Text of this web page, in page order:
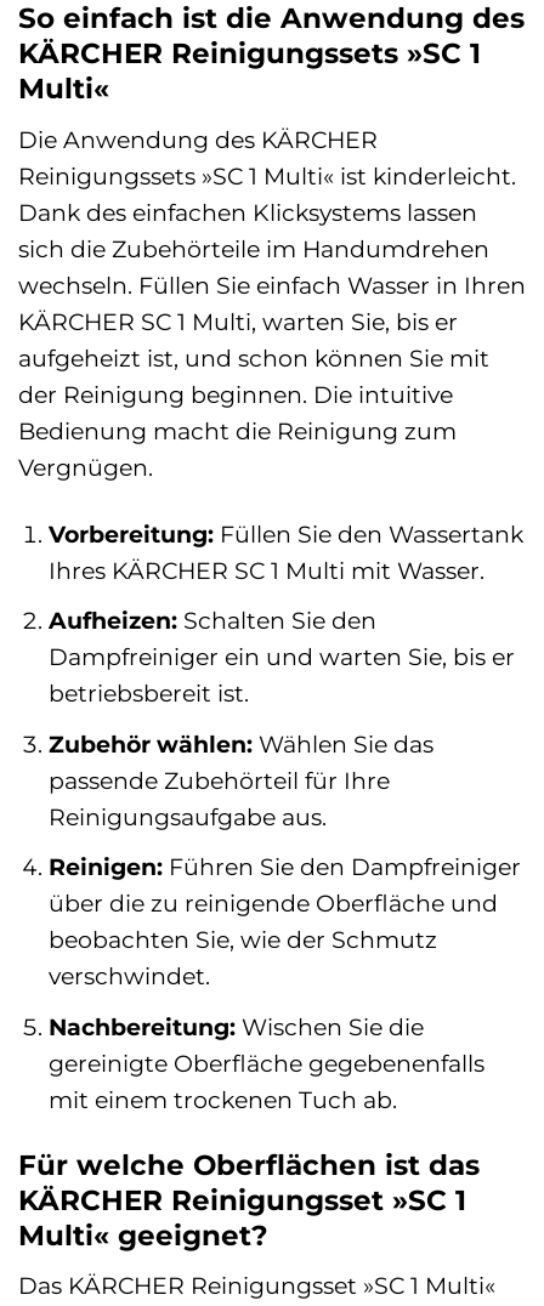
So einfach ist die Anwendung des
KÄRCHER Reinigungssets »SC 1
Multi«
Die Anwendung des KÄRCHER
Reinigungssets »SC 1 Multi« ist kinderleicht.
Dank des einfachen Klicksystems lassen
sich die Zubehörteile im Handumdrehen
wechseln. Füllen Sie einfach Wasser in Ihren
KÄRCHER SC 1 Multi, warten Sie, bis er
aufgeheizt ist, und schon können Sie mit
der Reinigung beginnen. Die intuitive
Bedienung macht die Reinigung zum
Vergnügen.
Vorbereitung:Füllen Sie den Wassertank
Ihres KÄRCHER SC 1 Multi mit Wasser.
Aufheizen:Schalten Sie den
Dampfreiniger ein und warten Sie, bis er
betriebsbereit ist.
Zubehör wählen:Wählen Sie das
passende Zubehörteil für Ihre
Reinigungsaufgabe aus.
Reinigen:Führen Sie den Dampfreiniger
über die zu reinigende Oberfläche und
beobachten Sie, wie der Schmutz
verschwindet.
Nachbereitung:Wischen Sie die
gereinigte Oberfläche gegebenenfalls
mit einem trockenen Tuch ab.
Für welche Oberflächen ist das
KÄRCHER Reinigungsset »SC 1
Multi« geeignet?
Das KÄRCHER Reinigungsset »SC 1 Multi«